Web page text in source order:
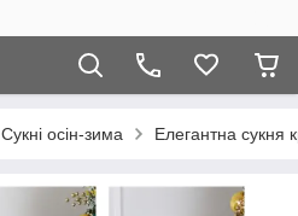
Сукні осін-зима Елегантна сукня